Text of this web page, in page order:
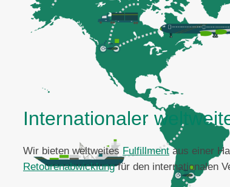
Internationaler
Wir bieten weltweites Fulfillment aus einer
Retourenabwicklungfür den internationalen